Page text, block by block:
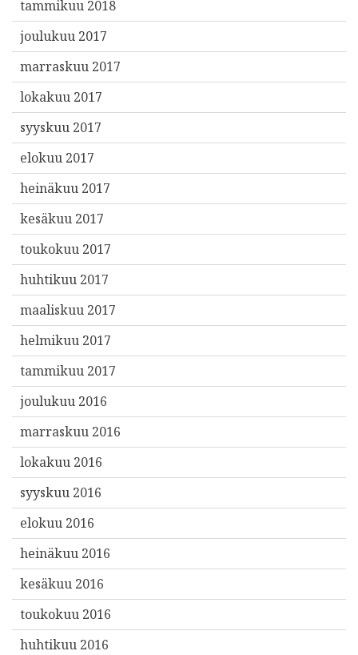
tammikuu 2018
joulukuu 2017
marraskuu 2017
lokakuu 2017
syyskuu 2017
elokuu 2017
heinäkuu 2017
kesäkuu 2017
toukokuu 2017
huhtikuu 2017
maaliskuu 2017
helmikuu 2017
tammikuu 2017
joulukuu 2016
marraskuu 2016
lokakuu 2016
syyskuu 2016
elokuu 2016
heinäkuu 2016
kesäkuu 2016
toukokuu 2016
huhtikuu 2016